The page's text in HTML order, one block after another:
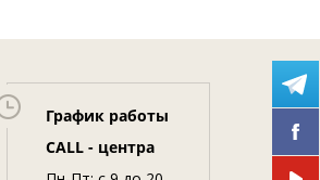
График работы
CALL - центра